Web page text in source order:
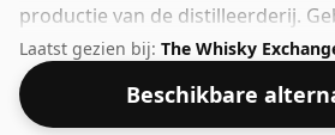
productie van de distilleerderij.
hoog aangeschreven Douglas
worden beschouwd als een
sterkte, met een ABV van 50%.
Laatst gezien bij: The Whisky
Beschikbare